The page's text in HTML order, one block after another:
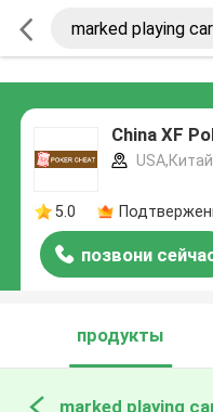
China XF
USA,Китай
5.0
позвони
продукты